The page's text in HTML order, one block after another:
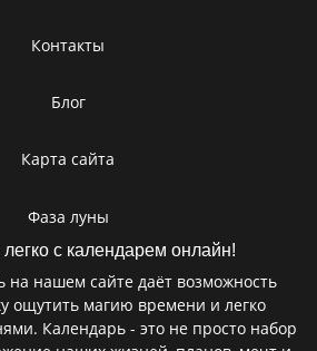
Контакты
Блог
Карта сайта
Фаза луны
с календарем онлайн!
на нашем сайте даёт возможность
ощутить магию времени и легко
Календарь - это не просто набор